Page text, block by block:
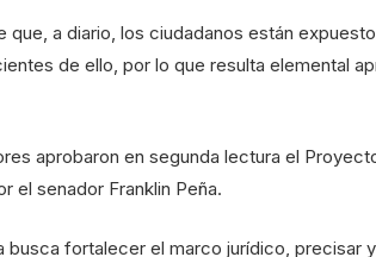
que, a diario, los ciudadanos están
de ello, por lo que resulta elemental
aprobaron en segunda lectura el
el senador Franklin Peña.
busca fortalecer el marco jurídico, precisar